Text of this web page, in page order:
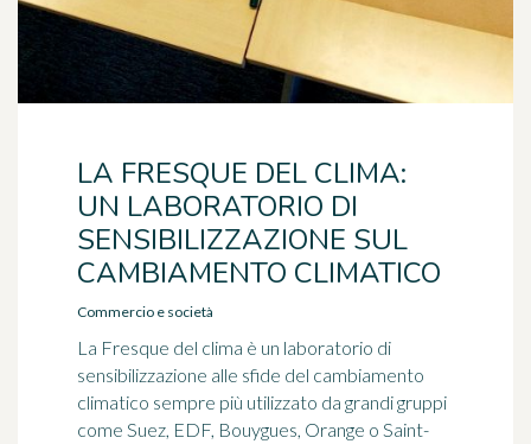
LA FRESQUE DEL CLIMA:
UN LABORATORIO DI
SENSIBILIZZAZIONE SUL
CAMBIAMENTO CLIMATICO
Commercio e società
La Fresque del clima è un laboratorio di
sensibilizzazione alle sfide del cambiamento
climatico sempre più utilizzato da grandi gruppi
come Suez, EDF, Bouygues, Orange o Saint-